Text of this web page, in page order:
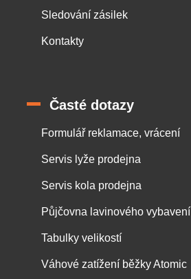
Sledování zásilek
Kontakty
Časté dotazy
Formulář reklamace, vrácení
Servis lyže prodejna
Servis kola prodejna
Půjčovna lavinového vybavení
Tabulky velikostí
Váhové zatížení běžky Atomic